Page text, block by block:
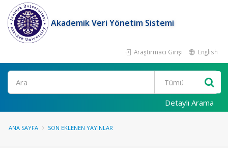
Akademik Veri Yönetim Sistemi
Araştırmacı Girişi English
Ara
Detaylı Arama
ANA SAYFA SON EKLENEN YAYINLAR